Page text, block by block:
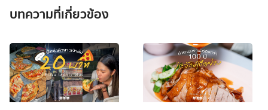
บทความที่เกี่ยวข้อง